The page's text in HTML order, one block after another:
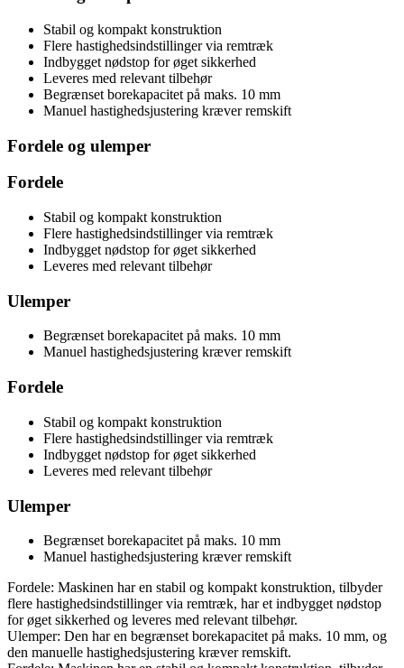
Stabil og kompakt konstruktion
Flere hastighedsindstillinger via remtræk
Indbygget nødstop for øget sikkerhed
Leveres med relevant tilbehør
Begrænset borekapacitet på maks. 10 mm
Manuel hastighedsjustering kræver remskift
Fordele og ulemper
Fordele
Stabil og kompakt konstruktion
Flere hastighedsindstillinger via remtræk
Indbygget nødstop for øget sikkerhed
Leveres med relevant tilbehør
Ulemper
Begrænset borekapacitet på maks. 10 mm
Manuel hastighedsjustering kræver remskift
Fordele
Stabil og kompakt konstruktion
Flere hastighedsindstillinger via remtræk
Indbygget nødstop for øget sikkerhed
Leveres med relevant tilbehør
Ulemper
Begrænset borekapacitet på maks. 10 mm
Manuel hastighedsjustering kræver remskift
Fordele: Maskinen har en stabil og kompakt konstruktion, tilbyder
flere hastighedsindstillinger via remtræk, har et indbygget nødstop
for øget sikkerhed og leveres med relevant tilbehør.
Ulemper: Den har en begrænset borekapacitet på maks. 10 mm, og
den manuelle hastighedsjustering kræver remskift.